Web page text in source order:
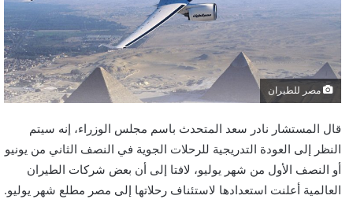
مصر للطيران
قال المستشار نادر سعد المتحدث باسم مجلس الوزراء، إنه سيتم
النظر إلى العودة التدريجية للرحلات الجوية في النصف الثاني من يونيو
أو النصف الأول من شهر يوليو، لافتا إلى أن بعض شركات الطيران
العالمية أعلنت استعدادها لاستئناف رحلاتها إلى مصر مطلع شهر يوليو.